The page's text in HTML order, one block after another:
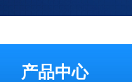
产品中心